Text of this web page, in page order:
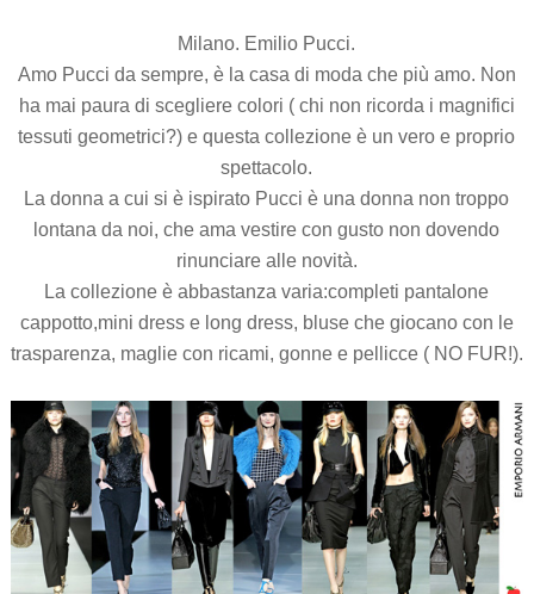
Milano. Emilio Pucci.
Amo Pucci da sempre, è la casa di moda che più amo. Non
ha mai paura di scegliere colori ( chi non ricorda i magnifici
tessuti geometrici?) e questa collezione è un vero e proprio
spettacolo.
La donna a cui si è ispirato Pucci è una donna non troppo
lontana da noi, che ama vestire con gusto non dovendo
rinunciare alle novità.
La collezione è abbastanza varia:completi pantalone
cappotto,mini dress e long dress, bluse che giocano con le
trasparenza, maglie con ricami, gonne e pellicce ( NO FUR!).